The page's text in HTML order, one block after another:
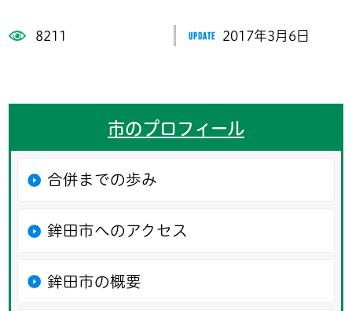
8211 2017年3月6日
市のプロフィール
合併までの歩み
鉾田市へのアクセス
鉾田市の概要